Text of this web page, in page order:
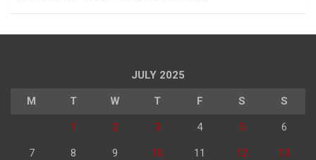
JULY 2025
M T W T F S S
1 2 3 4 5 6
7 8 9 10 11 12 13